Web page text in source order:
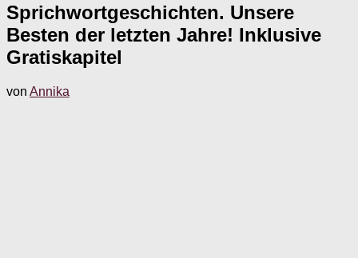
Sprichwortgeschichten. Unsere
Besten der letzten Jahre! Inklusive
Gratiskapitel
von Annika